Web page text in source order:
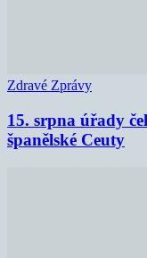
Zdravé Zprávy
15. srpna úřady
španělské Ceuty